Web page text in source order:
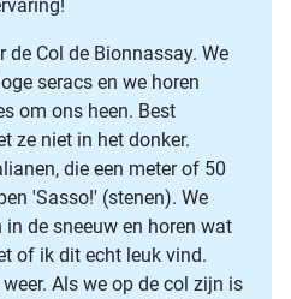
Col de Bionnassay. We
seracs en we horen
om ons heen. Best
ze niet in het donker.
die een meter of 50
'Sasso!' (stenen). We
de sneeuw en horen wat
of ik dit echt leuk vind.
Als we op de col zijn is